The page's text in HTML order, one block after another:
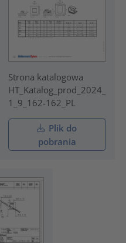
Strona katalogowa
HT_Katalog_prod_2024_
1_9_162-162_PL
Plik do
pobrania